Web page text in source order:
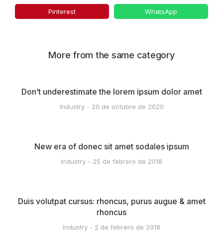
Pinterest WhatsApp
More from the same category
Don’t underestimate the lorem ipsum dolor amet
Industry 20 de octubre de 2020
New era of donec sit amet sodales ipsum
Industry 25 de febrero de 2018
Duis volutpat cursus: rhoncus, purus augue & amet
rhoncus
Industry 2 de febrero de 2018